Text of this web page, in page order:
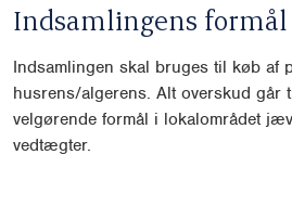
Indsamlingens formål
Indsamlingen skal bruges til køb af
husrens/algerens. Alt overskud går
velgørende formål i lokalområdet
vedtægter.